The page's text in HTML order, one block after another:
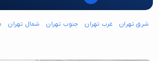
شرق تهران غرب تهران جنوب تهران شمال تهران